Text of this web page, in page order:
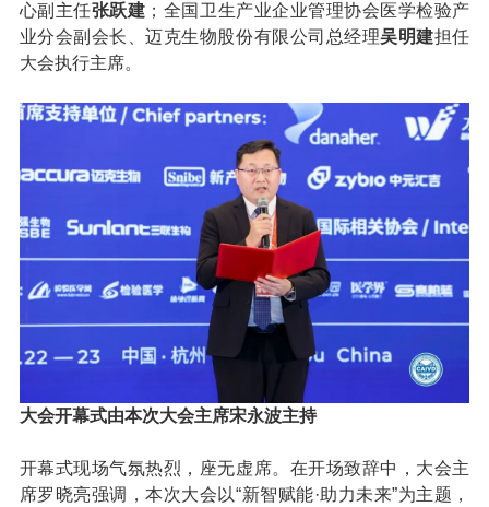
心副主任张跃建 ；全国卫生产业企业管理协会医学检验产
业分会副会长、迈克生物股份有限公司总经理吴明建担任
大会执行主席。
大会开幕式由本次大会主席宋永波主持
开幕式现场气氛热烈，座无虚席。在开场致辞中，大会主
席罗晓亮强调，本次大会以“新智赋能·助力未来”为主题，